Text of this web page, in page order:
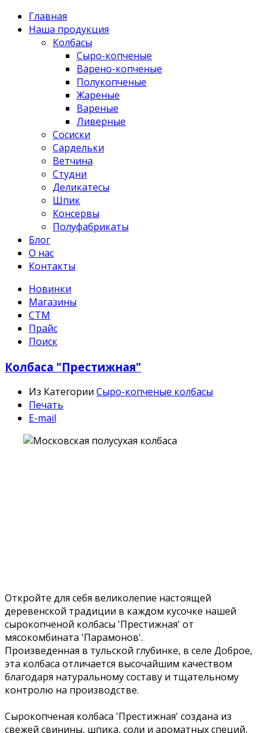
Главная
Наша продукция
Колбасы
Сыро-копченые
Варено-копченые
Полукопченые
Жареные
Вареные
Ливерные
Сосиски
Сардельки
Ветчина
Студни
Деликатесы
Шпик
Консервы
Полуфабрикаты
Блог
О нас
Контакты
Новинки
Магазины
СТМ
Прайс
Поиск
Колбаса "Престижная"
Из Категории Сыро-копченые колбасы
Печать
E-mail
Откройте для себя великолепие настоящей
деревенской традиции в каждом кусочке нашей
сырокопченой колбасы 'Престижная' от
мясокомбината 'Парамонов'.
Произведенная в тульской глубинке, в селе Доброе,
эта колбаса отличается высочайшим качеством
благодаря натуральному составу и тщательному
контролю на производстве.
Сырокопченая колбаса 'Престижная' создана из
свежей свинины, шпика, соли и ароматных специй,